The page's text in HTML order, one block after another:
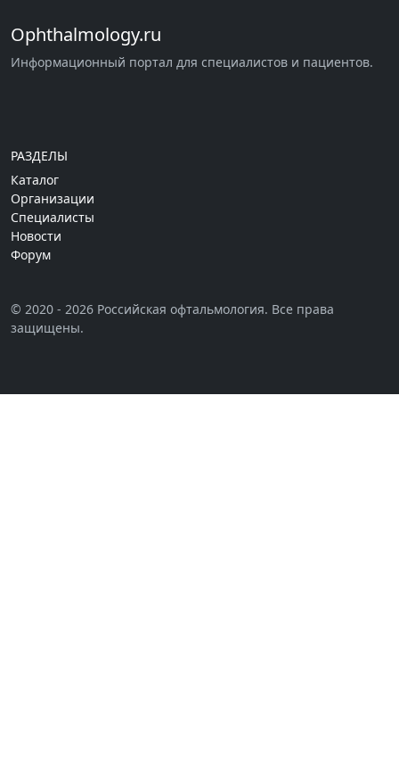
Ophthalmology.ru
Информационный портал для специалистов и пациентов.
РАЗДЕЛЫ
Каталог
Организации
Специалисты
Новости
Форум
© 2020 - 2026 Российская офтальмология. Все права
защищены.